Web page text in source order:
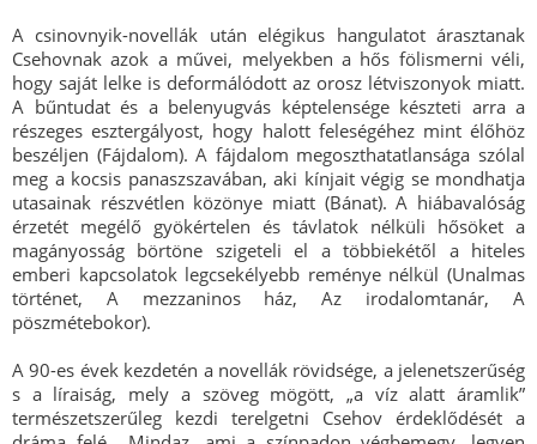
A csinovnyik-novellák után elégikus hangulatot árasztanak
Csehovnak azok a művei, melyekben a hős fölismerni véli,
hogy saját lelke is deformálódott az orosz létviszonyok miatt.
A bűntudat és a belenyugvás képtelensége készteti arra a
részeges esztergályost, hogy halott feleségéhez mint élőhöz
beszéljen (Fájdalom). A fájdalom megoszthatatlansága szólal
meg a kocsis panaszszavában, aki kínjait végig se mondhatja
utasainak részvétlen közönye miatt (Bánat). A hiábavalóság
érzetét megélő gyökértelen és távlatok nélküli hősöket a
magányosság börtöne szigeteli el a többiekétől a hiteles
emberi kapcsolatok legcsekélyebb reménye nélkül (Unalmas
történet, A mezzaninos ház, Az irodalomtanár, A
pöszmétebokor).
A 90-es évek kezdetén a novellák rövidsége, a jelenetszerűség
s a líraiság, mely a szöveg mögött, „a víz alatt áramlik”
természetszerűleg kezdi terelgetni Csehov érdeklődését a